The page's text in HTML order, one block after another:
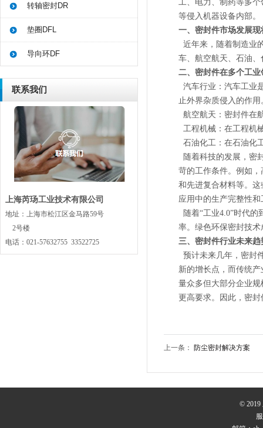
转轴密封DR
垫圈DFL
导向环DF
联系我们
上海芮玚工业技术有限公司
地址：上海市松江区金马路59号
2号楼
电话：021-57632755 33522725
工、电力、制药等多
等侵入机器设备内部。
一、密封件市场发展现
近年来，随着制造业
车、航空航天、石油
二、密封件在多个工
汽车行业：汽车工业
止外界杂质侵入的作用
航空航天：密封件在
工程机械：在工程机
石油化工：在石油化
随着科技的发展，密
苛的工作条件。例如
和先进复合材料等。
应用中的生产完整性
随着“工业4.0”时代
率。绿色环保密封技
三、密封件行业未来趋
预计未来几年，密封
新的增长点，而传统
量众多但大部分企业
更高要求。因此，密
上一条： 防尘密封解决方案
© 2019